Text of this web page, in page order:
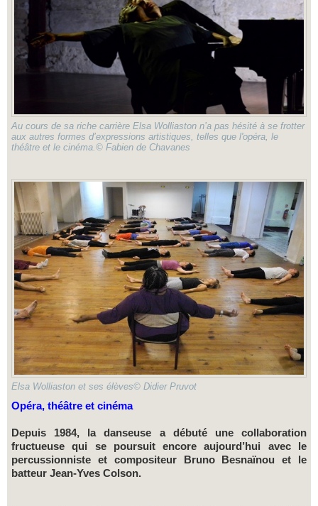
Au cours de sa riche carrière Elsa Wolliaston n’a pas hésité à se frotter
aux autres formes d’expressions artistiques, telles que l'opéra, le
théâtre et le cinéma.© Fabien de Chavanes
Elsa Wolliaston et ses élèves© Didier Pruvot
Opéra, théâtre et cinéma
Depuis 1984, la danseuse a débuté une collaboration
fructueuse qui se poursuit encore aujourd’hui avec le
percussionniste et compositeur Bruno Besnaïnou et le
batteur Jean-Yves Colson.